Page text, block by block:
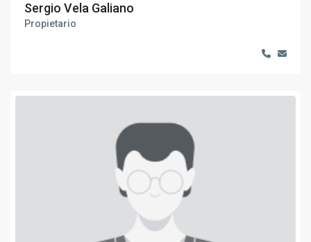
Sergio Vela Galiano
Propietario